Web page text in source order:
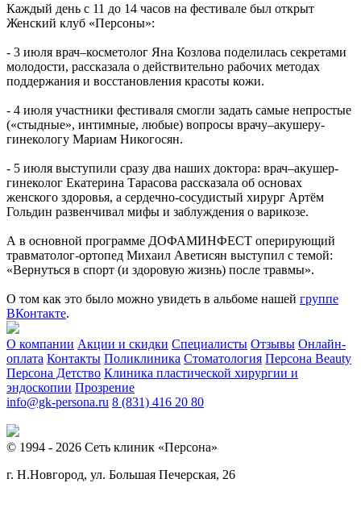
Каждый день с 11 до 14 часов на фестивале был открыт
Женский клуб «Персоны»:
- 3 июля врач–косметолог Яна Козлова поделилась секретами
молодости, рассказала о действительно рабочих методах
поддержания и восстановления красоты кожи.
- 4 июля участники фестиваля смогли задать самые непростые
(«стыдные», интимные, любые) вопросы врачу–акушеру-
гинекологу Мариам Никогосян.
- 5 июля выступили сразу два наших доктора: врач–акушер-
гинеколог Екатерина Тарасова рассказала об основах
женского здоровья, а сердечно-сосудистый хирург Артём
Гольдин развенчивал мифы и заблуждения о варикозе.
А в основной программе ДОФАМИНФЕСТ оперирующий
травматолог-ортопед Михаил Аветисян выступил с темой:
«Вернуться в спорт (и здоровую жизнь) после травмы».
О том как это было можно увидеть в альбоме нашей группе
ВКонтакте.
О компании Акции и скидки Специалисты Отзывы Онлайн-
оплата Контакты Поликлиника Стоматология Персона Beauty
Персона Детство Клиника пластической хирургии и
эндоскопии Прозрение
info@gk-persona.ru 8 (831) 416 20 80
© 1994 - 2026 Сеть клиник «Персона»
г. Н.Новгород, ул. Большая Печерская, 26